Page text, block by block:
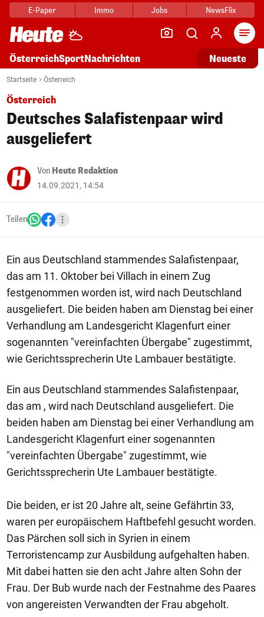
E-Paper Immo Jobs NewsFlix
ÖsterreichSportNachrichten Neueste
Startseite Österreich
Österreich
Deutsches Salafistenpaar wird
ausgeliefert
Von Heute Redaktion
14.09.2021, 14:54
Teilen
Ein aus Deutschland stammendes Salafistenpaar,
das am 11. Oktober bei Villach in einem Zug
festgenommen worden ist, wird nach Deutschland
ausgeliefert. Die beiden haben am Dienstag bei einer
Verhandlung am Landesgericht Klagenfurt einer
sogenannten "vereinfachten Übergabe" zugestimmt,
wie Gerichtssprecherin Ute Lambauer bestätigte.
Ein aus Deutschland stammendes Salafistenpaar,
das am , wird nach Deutschland ausgeliefert. Die
beiden haben am Dienstag bei einer Verhandlung am
Landesgericht Klagenfurt einer sogenannten
"vereinfachten Übergabe" zugestimmt, wie
Gerichtssprecherin Ute Lambauer bestätigte.
Die beiden, er ist 20 Jahre alt, seine Gefährtin 33,
waren per europäischem Haftbefehl gesucht worden.
Das Pärchen soll sich in Syrien in einem
Terroristencamp zur Ausbildung aufgehalten haben.
Mit dabei hatten sie den acht Jahre alten Sohn der
Frau. Der Bub wurde nach der Festnahme des Paares
von angereisten Verwandten der Frau abgeholt.